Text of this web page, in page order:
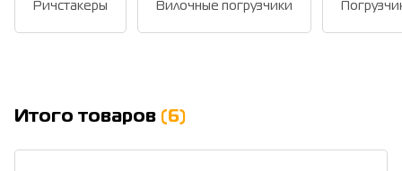
Ричстакеры Вилочные погрузчики
Итого товаров (6)